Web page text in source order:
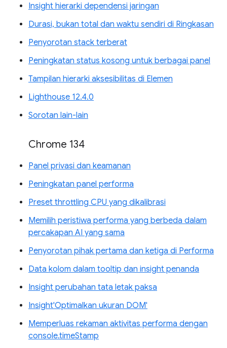
Insight hierarki dependensi jaringan
Durasi, bukan total dan waktu sendiri di Ringkasan
Penyorotan stack terberat
Peningkatan status kosong untuk berbagai panel
Tampilan hierarki aksesibilitas di Elemen
Lighthouse 12.4.0
Sorotan lain-lain
Chrome 134
Panel privasi dan keamanan
Peningkatan panel performa
Preset throttling CPU yang dikalibrasi
Memilih peristiwa performa yang berbeda dalam
percakapan AI yang sama
Penyorotan pihak pertama dan ketiga di Performa
Data kolom dalam tooltip dan insight penanda
Insight perubahan tata letak paksa
Insight'Optimalkan ukuran DOM'
Memperluas rekaman aktivitas performa dengan
console.timeStamp